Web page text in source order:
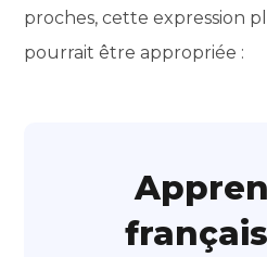
proches, cette expression
pourrait être appropriée :